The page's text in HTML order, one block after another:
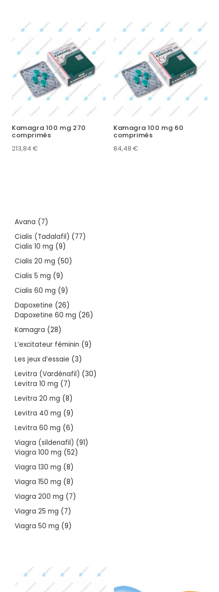
Kamagra 100 mg 270
comprimés
213,84 €
Kamagra 100 mg 60
comprimés
84,48 €
Avana 77
products
Cialis (Tadalafil) 7777
Cialis 10 mg 99
products
Cialis 20 mg 5050
Cialis 5 mg 99
products
Cialis 60 mg 99
products
Dapoxetine 2626
products
Dapoxetine 60 mg 2626
Kamagra 2828
products
L’excitateur féminin 99
Les jeux d’essaie 33
products
Levitra (Vardénafil) 3030
Levitra 10 mg 77
products
Levitra 20 mg 88
products
Levitra 40 mg 99
products
Levitra 60 mg 66
products
Viagra (sildenafil) 9191
Viagra 100 mg 5252
Viagra 130 mg 88
products
Viagra 150 mg 88
products
Viagra 200 mg 77
Viagra 25 mg 77
products
Viagra 50 mg 99